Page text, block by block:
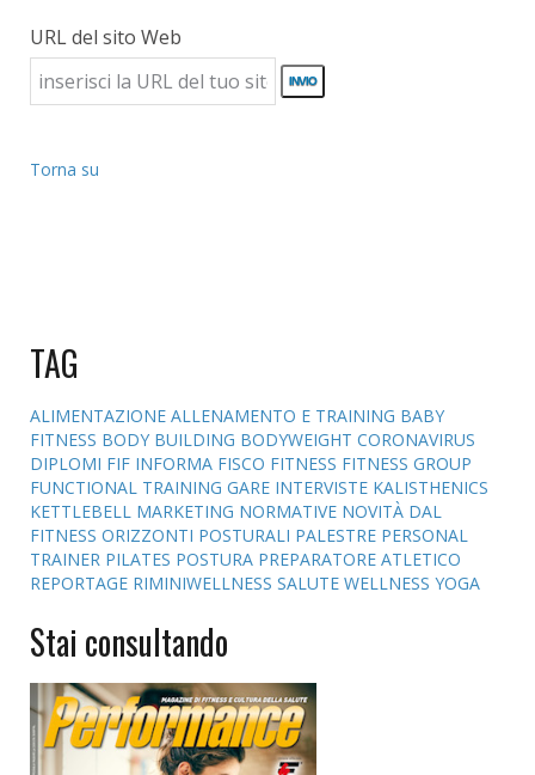
URL del sito Web
Torna su
TAG
ALIMENTAZIONE ALLENAMENTO E TRAINING BABY
FITNESS BODY BUILDING BODYWEIGHT CORONAVIRUS
DIPLOMI FIF INFORMA FISCO FITNESS FITNESS GROUP
FUNCTIONAL TRAINING GARE INTERVISTE KALISTHENICS
KETTLEBELL MARKETING NORMATIVE NOVITÀ DAL
FITNESS ORIZZONTI POSTURALI PALESTRE PERSONAL
TRAINER PILATES POSTURA PREPARATORE ATLETICO
REPORTAGE RIMINIWELLNESS SALUTE WELLNESS YOGA
Stai consultando